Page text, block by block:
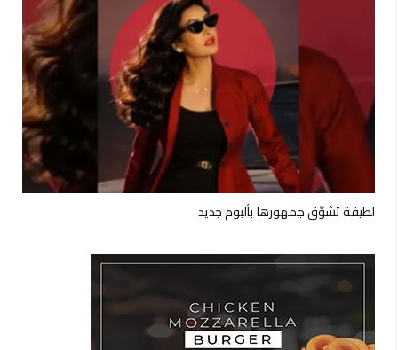
لطيفة تشوّق جمهورها بألبوم جديد